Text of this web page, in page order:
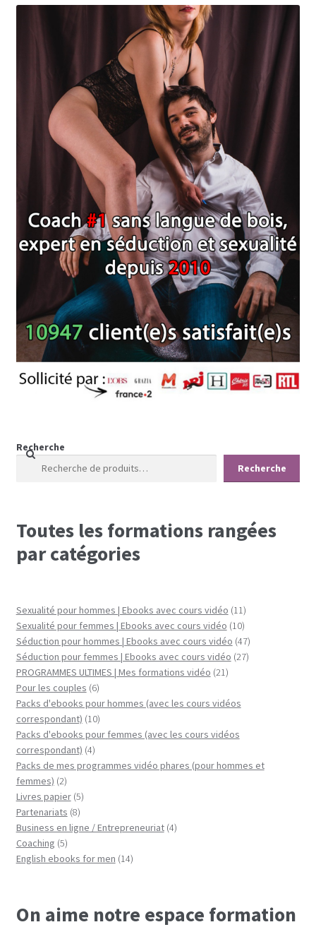
Recherche
Recherche
Toutes les formations rangées
par catégories
Sexualité pour hommes | Ebooks avec cours vidéo 1111
produits
Sexualité pour femmes | Ebooks avec cours vidéo 1010
produits
Séduction pour hommes | Ebooks avec cours vidéo 4747
produits
Séduction pour femmes | Ebooks avec cours vidéo 2727
PROGRAMMES ULTIMES | Mes formations vidéo 2121
Pour les couples 66
produits
Packs d'ebooks pour hommes (avec les cours vidéos
correspondant) 1010
produits
Packs d'ebooks pour femmes (avec les cours vidéos
correspondant) 44
produits
Packs de mes programmes vidéo phares (pour hommes et
femmes) 22
produits
Livres papier 55
Partenariats 88
produits
Business en ligne / Entrepreneuriat 44
Coaching 55
produits
English ebooks for men 1414
On aime notre espace formation